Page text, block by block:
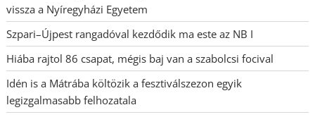
vissza a Nyíregyházi Egyetem
Szpari–Újpest rangadóval kezdődik ma este az NB I
Hiába rajtol 86 csapat, mégis baj van a szabolcsi focival
Idén is a Mátrába költözik a fesztiválszezon egyik
legizgalmasabb felhozatala